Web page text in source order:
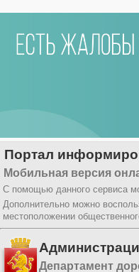
Портал
Мобильная версия
С помощью данного сервиса
Дополнительно можно
местоположении
Департамент